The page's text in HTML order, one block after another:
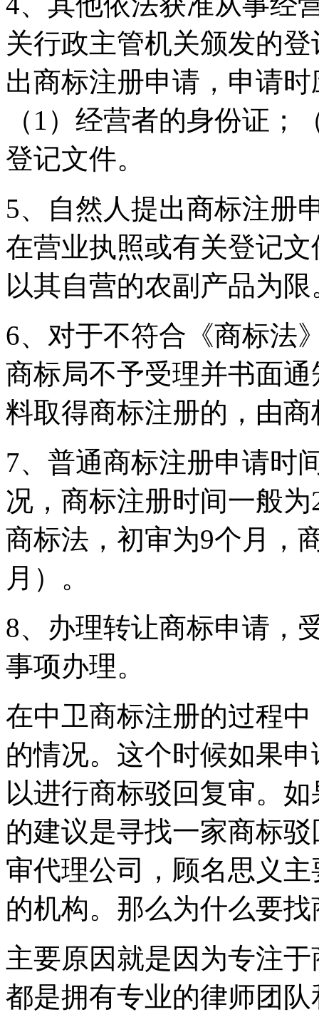
关行政主管机关颁发的
出商标注册申请，申请
（1）经营者的身份证；
登记文件。
5、自然人提出商标注册
在营业执照或有关登记
以其自营的农副产品为限
6、对于不符合《商标法
商标局不予受理并书面
料取得商标注册的，由
7、普通商标注册申请时
况，商标注册时间一般为
商标法，初审为9个月，
月）。
8、办理转让商标申请，
事项办理。
在中卫商标注册的过程
的情况。这个时候如果
以进行商标驳回复审。
的建议是寻找一家商标
审代理公司，顾名思义
的机构。那么为什么要
主要原因就是因为专注
都是拥有专业的律师团